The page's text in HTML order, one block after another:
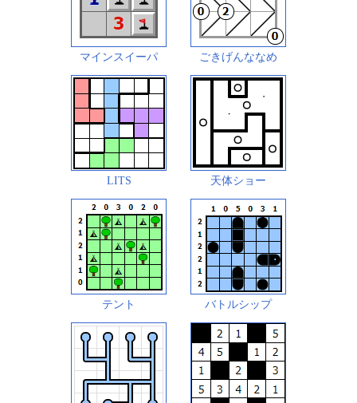
マインスイーパ ごきげんななめ
LITS 天体ショー
テント バトルシップ